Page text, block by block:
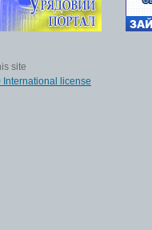
site
International license